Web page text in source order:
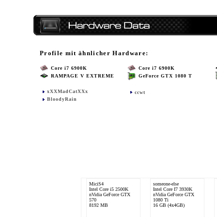
Profile mit ähnlicher Hardware:
Core i7 6900K
RAMPAGE V EXTREME
xXXMadCatXXx
BloodyRain
Core i7 6900K
GeForce GTX 1080 T
ccwt
MiciS4
Intel Core i5 2500K
nVidia GeForce GTX
570
8192 MB
someone-else
Intel Core I7 3930K
nVidia GeForce GTX
1080 Ti
16 GB (4x4GB)